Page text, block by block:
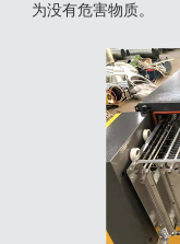
为没有危害物质‌。